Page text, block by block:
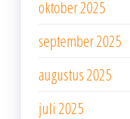
oktober 2025
september 2025
augustus 2025
juli 2025